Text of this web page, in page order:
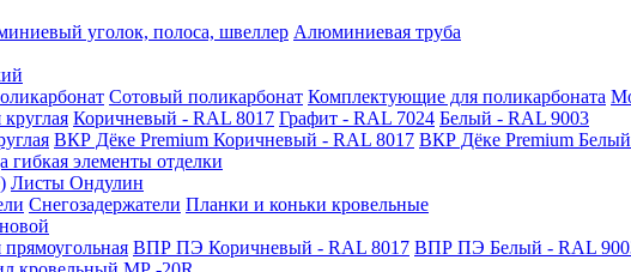
уголок, полоса, швеллер Алюминиевая труба
Сотовый поликарбонат Комплектующие для поликарбоната
Коричневый - RAL 8017 Графит - RAL 7024 Белый - RAL 9003
ВКР Дёке Premium Коричневый - RAL 8017 ВКР Дёке Premium
гибкая элементы отделки
Листы Ондулин
Снегозадержатели Планки и коньки кровельные
прямоугольная ВПР ПЭ Коричневый - RAL 8017 ВПР ПЭ Белый - RAL